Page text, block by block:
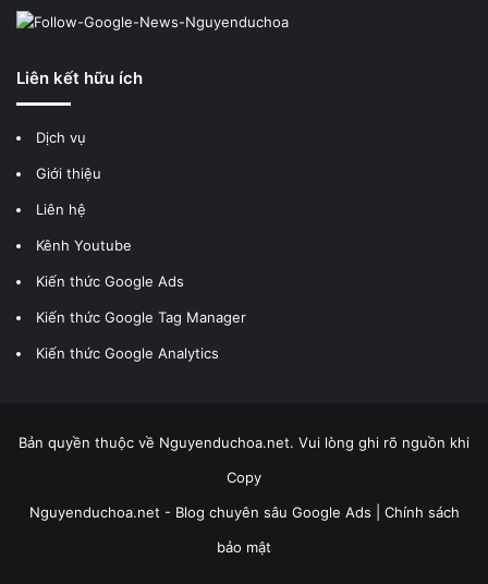
Liên kết hữu ích
Dịch vụ
Giới thiệu
Liên hệ
Kênh Youtube
Kiến thức Google Ads
Kiến thức Google Tag Manager
Kiến thức Google Analytics
Bản quyền thuộc về Nguyenduchoa.net. Vui lòng ghi rõ nguồn khi
Copy
Nguyenduchoa.net - Blog chuyên sâu Google Ads | Chính sách
bảo mật